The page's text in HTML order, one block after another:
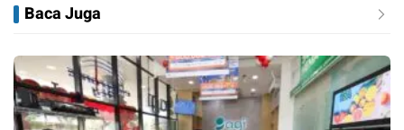
Baca Juga